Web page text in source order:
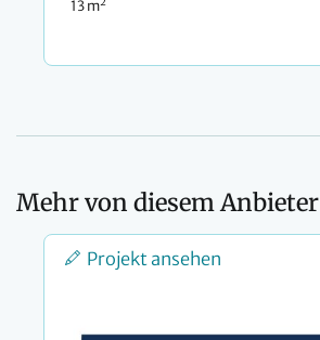
13 m2
Mehr von diesem Anbieter
Projekt ansehen